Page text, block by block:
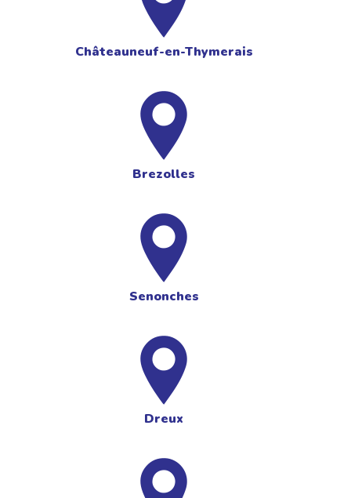
Châteauneuf-en-Thymerais
Brezolles
Senonches
Dreux